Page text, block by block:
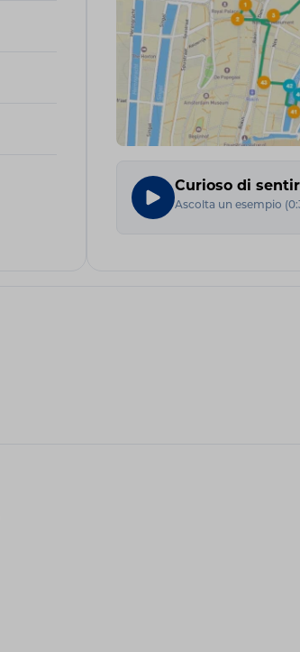
Curioso di
Ascolta un esempio (